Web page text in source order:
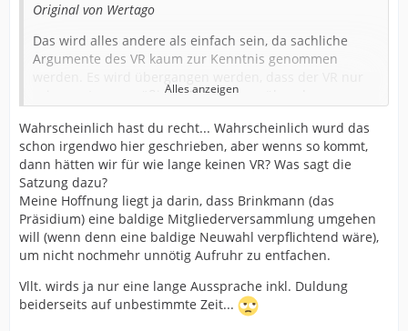
Original von Wertago
Das wird alles andere als einfach sein, da sachliche
Argumente des VR kaum zur Kenntnis genommen
seiner satzungsmäßigen Pflicht gegenüber den
durch die Veröffentlichung seitens der "Maulwürfe"
eingetreten ist.
Ich befürchte folgendes:
Bosse wird Druck auf Geilhaupt ausüben, Lauritzen wird
erklären, wenn Brinkmann fällt, geht Hindrichs;
Brinkmann wird erklären, mit Geilhaupt macht er nicht
mehr weiter. Ergebnis: Geilhaupt, der Verein geht
kaputt, wenn Du nicht zurücktrittst. Webers Position ist
die einzige Unbekannte, wenn auch leichte Tendenzen
zur Solidarität mit Brinkmann in einem NW-Bericht
Alles anzeigen
Wahrscheinlich hast du recht... Wahrscheinlich wurd das
schon irgendwo hier geschrieben, aber wenns so kommt,
dann hätten wir für wie lange keinen VR? Was sagt die
Satzung dazu?
Meine Hoffnung liegt ja darin, dass Brinkmann (das
Präsidium) eine baldige Mitgliederversammlung umgehen
will (wenn denn eine baldige Neuwahl verpflichtend wäre),
um nicht nochmehr unnötig Aufruhr zu entfachen.
Vllt. wirds ja nur eine lange Aussprache inkl. Duldung
beiderseits auf unbestimmte Zeit...